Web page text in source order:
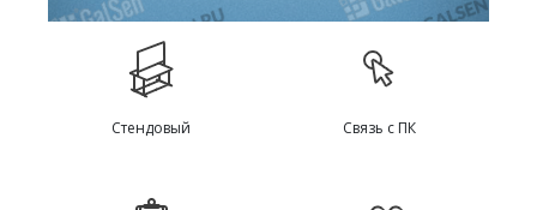
Стендовый Связь с ПК